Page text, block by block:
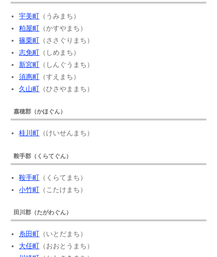
宇美町 （うみまち）
粕屋町 （かすやまち）
篠栗町 （ささぐりまち）
志免町 （しめまち）
新宮町 （しんぐうまち）
須惠町 （すえまち）
久山町 （ひさやままち）
嘉穂郡（かほぐん）
桂川町 （けいせんまち）
鞍手郡（くらてぐん）
鞍手町 （くらてまち）
小竹町 （こたけまち）
田川郡（たがわぐん）
糸田町 （いとだまち）
大任町 （おおとうまち）